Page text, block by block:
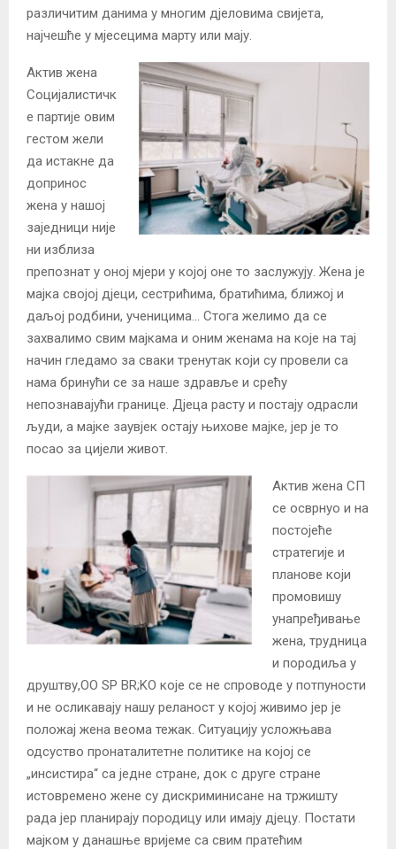
различитим данима у многим дјеловима свијета,
најчешће у мјесецима марту или мају.
Актив жена
Социјалистичк
е партије овим
гестом жели
да истакне да
допринос
жена у нашој
заједници није
ни изблиза
препознат у оној мјери у којој оне то заслужују. Жена је
мајка својој дјеци, сестрићима, братићима, ближој и
даљој родбини, ученицима… Стога желимо да се
захвалимо свим мајкама и оним женама на које на тај
начин гледамо за сваки тренутак који су провели са
нама бринући се за наше здравље и срећу
непознавајући границе. Дјеца расту и постају одрасли
људи, а мајке заувјек остају њихове мајке, јер је то
посао за цијели живот.
Актив жена СП
се осврнуо и на
постојеће
стратегије и
планове који
промовишу
унапређивање
жена, трудница
и породиља у
друштву,OO SP BR;KO које се не спроводе у потпуности
и не осликавају нашу реланост у којој живимо јер је
положај жена веома тежак. Ситуацију усложњава
одсуство пронаталитетне политике на којој се
„инсистира“ са једне стране, док с друге стране
истовремено жене су дискриминисане на тржишту
рада јер планирају породицу или имају дјецу. Постати
мајком у данашње вријеме са свим пратећим